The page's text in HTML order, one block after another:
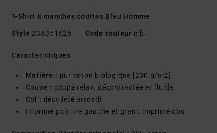
T-Shirt à manches courtes Bleu Homme
Style 23A351626 Code couleur mbl
Caractéristiques
Matière : pur coton biologique [200 g/m2]
Coupe : coupe relax, décontractée et fluide
Col : décolleté arrondi
Imprimé poitrine gauche et grand imprimé dos